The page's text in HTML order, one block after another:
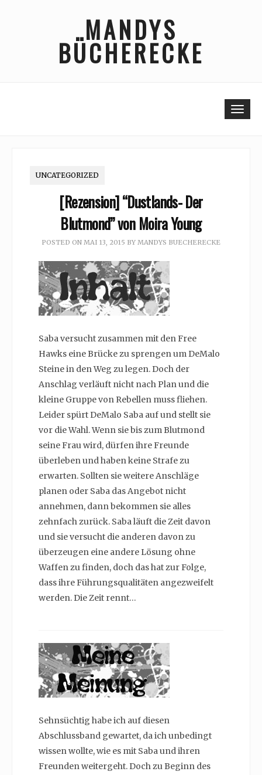
MANDYS
BÜCHERECKE
UNCATEGORIZED
[Rezension] “Dustlands- Der
Blutmond” von Moira Young
POSTED ON MAI 13, 2015 BY MANDYS BUECHERECKE
Saba versucht zusammen mit den Free
Hawks eine Brücke zu sprengen um DeMalo
Steine in den Weg zu legen. Doch der
Anschlag verläuft nicht nach Plan und die
kleine Gruppe von Rebellen muss fliehen.
Leider spürt DeMalo Saba auf und stellt sie
vor die Wahl. Wenn sie bis zum Blutmond
seine Frau wird, dürfen ihre Freunde
überleben und haben keine Strafe zu
erwarten. Sollten sie weitere Anschläge
planen oder Saba das Angebot nicht
annehmen, dann bekommen sie alles
zehnfach zurück. Saba läuft die Zeit davon
und sie versucht die anderen davon zu
überzeugen eine andere Lösung ohne
Waffen zu finden, doch das hat zur Folge,
dass ihre Führungsqualitäten angezweifelt
werden. Die Zeit rennt…
Sehnsüchtig habe ich auf diesen
Abschlussband gewartet, da ich unbedingt
wissen wollte, wie es mit Saba und ihren
Freunden weitergeht. Doch zu Beginn des